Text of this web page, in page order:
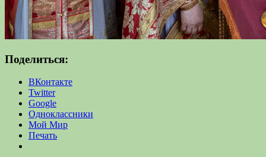
Поделиться:
ВКонтакте
Twitter
Google
Одноклассники
Мой Мир
Печать